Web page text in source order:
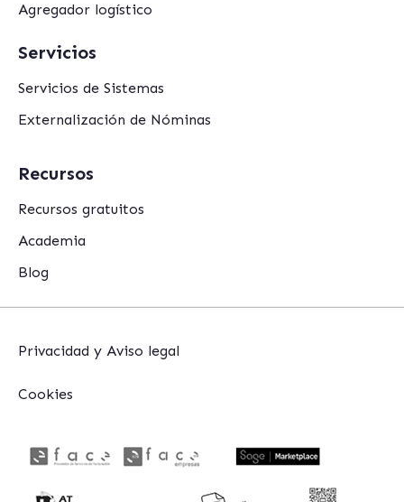
Agregador logístico
Servicios
Servicios de Sistemas
Externalización de Nóminas
Recursos
Recursos gratuitos
Academia
Blog
Privacidad y Aviso legal
Cookies